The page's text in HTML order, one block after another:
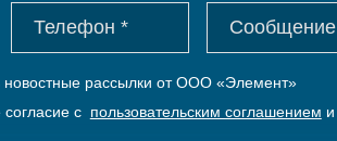
новостные рассылки от ООО «Элемент»
с пользовательским соглашением